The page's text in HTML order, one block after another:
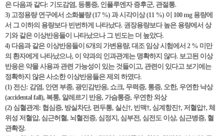
은 다음과 같다: 기도감염, 등통증, 인플루엔자 증후군, 관절통.
3) 고정용량 연구에서 소화불량 (17 %) 과 시각이상 (11 %) 이 100 mg 용량에
서 그 이하의 용량보다 빈번하게 나타났다. 권장용량보다 높은 용량에서 상
기와 같은 이상반응들이 나타났으나 그 빈도는 더 높았다.
4) 다음과 같은 이상반응들이 6개의 가변용량, 대조 임상 시험에서 2 % 미만
의 환자에게 나타났으나, 이 약과의 인과관계는 명확하지 않다. 보고된 이상
반응은 약물 사용과 관련 가능성이 있는 것들이고, 관련이 있다고 보기에는
정확하지 않은 사소한 이상반응들은 제외 하였다.
(1) 전신: 감염, 안면 부종, 광민감반응, 쇼크, 무력증, 통증, 오한, 우연한 낙상
(accidental fall), 복통, 알레르기 반응, 가슴통증, 우연한 외상
(2) 심혈관계: 협심증, 방실차단, 편두통, 실신†, 빈맥†, 심계항진†, 저혈압†, 체
위성 저혈압, 심근허혈, 뇌혈전증, 심정지, 심부전, 심전도 이상, 심근병증, 혈
관확장.